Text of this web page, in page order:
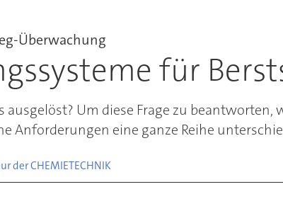
Überwachung
für
ausgelöst? Um diese Frage zu
Anforderungen eine ganze Reihe
der CHEMIETECHNIK